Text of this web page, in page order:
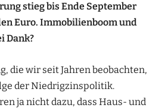
stieg bis Ende September
Euro. Immobilienboom und
Dank?
die wir seit Jahren beobachten,
der Niedrigzinspolitik.
ja nicht dazu, dass Haus- und